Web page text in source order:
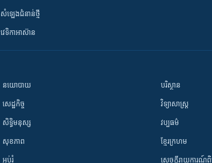
សំឡេង​ជំនាន់​ថ្មី
វេទិកា​អាស៊ាន
នយោបាយ
សេដ្ឋកិច្ច
សិទ្ធិមនុស្ស
សុខភាព
អប់រំ
បរិស្ថាន
វិទ្យាសាស្រ្ត
វប្បធម៌
ខ្មែរក្រហម
សេចក្តីរាយការណ៍